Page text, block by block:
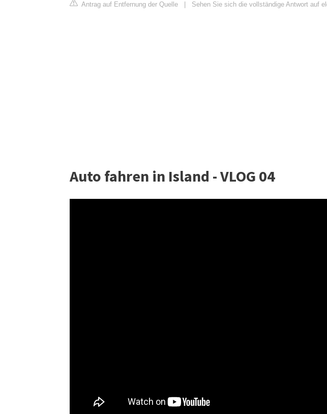
Antrag auf Entfernung der Quelle Sehen Sie sich die vollständige Antwort auf
Auto fahren in Island - VLOG 04